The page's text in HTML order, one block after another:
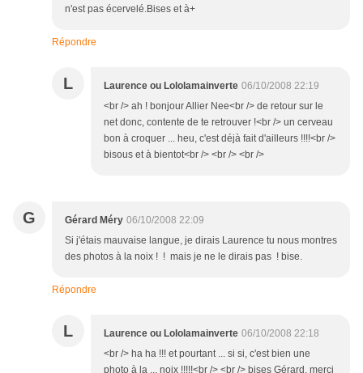
n'est pas écervelé.Bises et à+
Répondre
L Laurence ou Lololamainverte 06/10/2008 22:19
<br /> ah ! bonjour Allier Nee<br /> de retour sur le
net donc, contente de te retrouver !<br /> un cerveau
bon à croquer ... heu, c'est déjà fait d'ailleurs !!!!<br />
bisous et à bientot<br /> <br /> <br />
G Gérard Méry 06/10/2008 22:09
Si j'étais mauvaise langue, je dirais Laurence tu nous montres
des photos à la noix ! ! mais je ne le dirais pas ! bise.
Répondre
L Laurence ou Lololamainverte 06/10/2008 22:18
<br /> ha ha !!! et pourtant ... si si, c'est bien une
photo à la ... noix !!!!!<br /> <br /> bises Gérard, merci